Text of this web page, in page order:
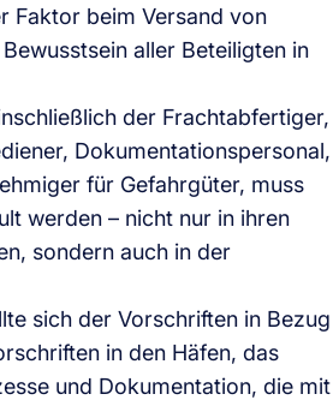
Faktor beim Versand von
aller Beteiligten in
der Frachtabfertiger,
Dokumentationspersonal,
für Gefahrgüter, muss
werden – nicht nur in ihren
sondern auch in der
sich der Vorschriften in Bezug
in den Häfen, das
und Dokumentation, die mit